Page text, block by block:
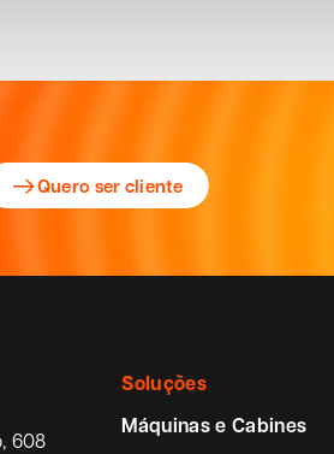
Quero ser cliente
608
Soluções
Máquinas e Cabines